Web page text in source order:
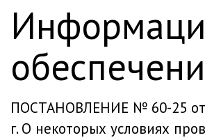
ПОСТАНОВЛЕНИЕ № 60-25
г.О некоторых условиях